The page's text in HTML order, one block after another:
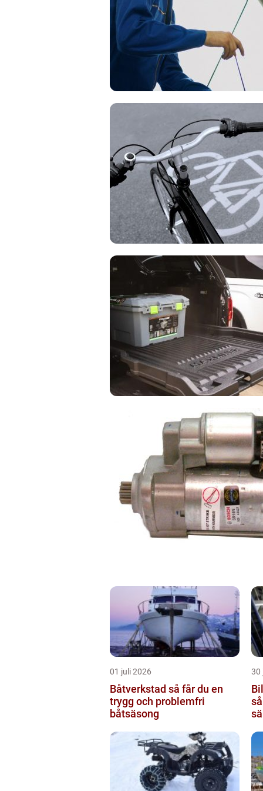
01 juli 2026
Båtverkstad så får du en
trygg och problemfri
båtsäsong
30